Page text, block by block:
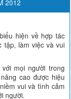
2012
hiện về hợp tác
tập, làm việc và vui
mọi người trong
cao được hiệu
vui và tình cảm
người.